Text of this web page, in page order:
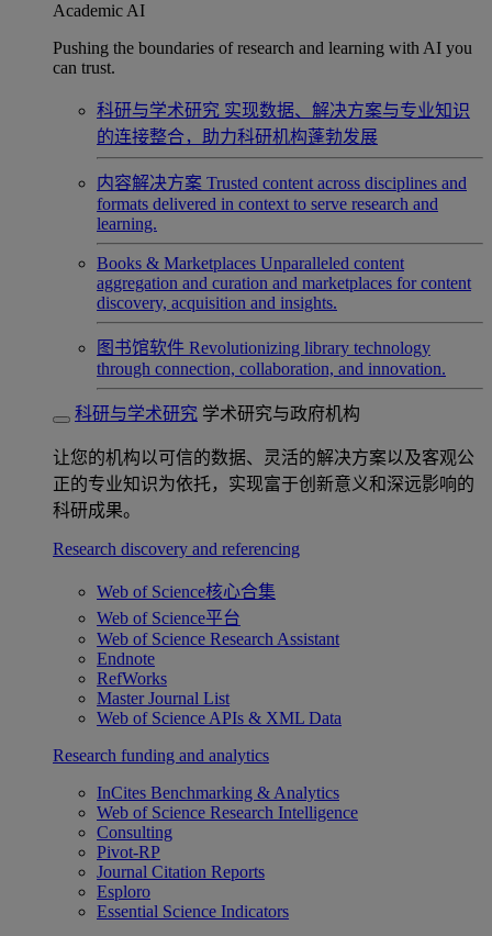
Academic AI
Pushing the boundaries of research and learning with AI you
can trust.
科研与学术研究 实现数据、解决方案与专业知识
的连接整合，助力科研机构蓬勃发展
内容解决方案 Trusted content across disciplines and
formats delivered in context to serve research and
learning.
Books & Marketplaces Unparalleled content
aggregation and curation and marketplaces for content
discovery, acquisition and insights.
图书馆软件 Revolutionizing library technology
through connection, collaboration, and innovation.
科研与学术研究 学术研究与政府机构
让您的机构以可信的数据、灵活的解决方案以及客观公
正的专业知识为依托，实现富于创新意义和深远影响的
科研成果。
Research discovery and referencing
Web of Science核心合集
Web of Science平台
Web of Science Research Assistant
Endnote
RefWorks
Master Journal List
Web of Science APIs & XML Data
Research funding and analytics
InCites Benchmarking & Analytics
Web of Science Research Intelligence
Consulting
Pivot-RP
Journal Citation Reports
Esploro
Essential Science Indicators